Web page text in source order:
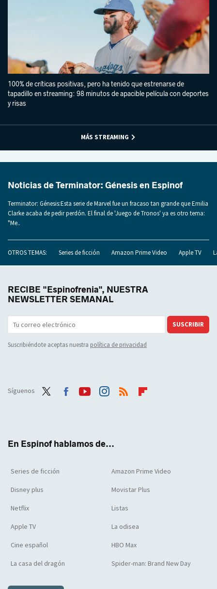
100% de críticas positivas, pero ha tenido que estrenarse de
tapadillo en streaming: 98 minutos de apacible película con deportes
y risas
MÁS STREAMING
Noticias de Terminator: Génesis en Espinof
Terminator: Génesis:Esta serie de Marvel fue un fracaso tan grande que Emilia
Clarke acaba de pedir perdón. El final de 'Juego de Tronos' ya es otro tema:
"Me..
OTROS TEMAS: Series de ficción Amazon Prime Video Apple TV
RECIBE "Espinofrenia", NUESTRA
NEWSLETTER SEMANAL
SUSCRIBIR
Suscribiéndote aceptas nuestra política de privacidad
Síguenos
En Espinof hablamos de...
Series de ficción Amazon Prime Video
Disney plus Movistar Plus
Netflix Listas
Apple TV La odisea
Cine español HBO Max
La casa del dragón Spider-man: Brand New Day